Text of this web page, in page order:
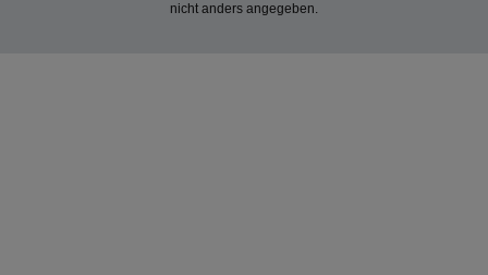
nicht anders angegeben.